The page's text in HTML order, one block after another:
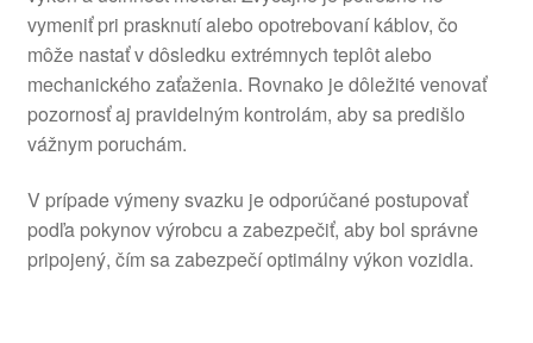
vymeniť pri prasknutí alebo opotrebovaní káblov, čo
môže nastať v dôsledku extrémnych teplôt alebo
mechanického zaťaženia. Rovnako je dôležité venovať
pozornosť aj pravidelným kontrolám, aby sa predišlo
vážnym poruchám.
V prípade výmeny svazku je odporúčané postupovať
podľa pokynov výrobcu a zabezpečiť, aby bol správne
pripojený, čím sa zabezpečí optimálny výkon vozidla.